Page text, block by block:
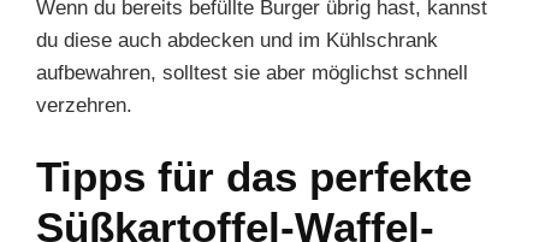
Wenn du bereits befüllte Burger übrig hast, kannst
du diese auch abdecken und im Kühlschrank
aufbewahren, solltest sie aber möglichst schnell
verzehren.
Tipps für das perfekte
Süßkartoffel-Waffel-